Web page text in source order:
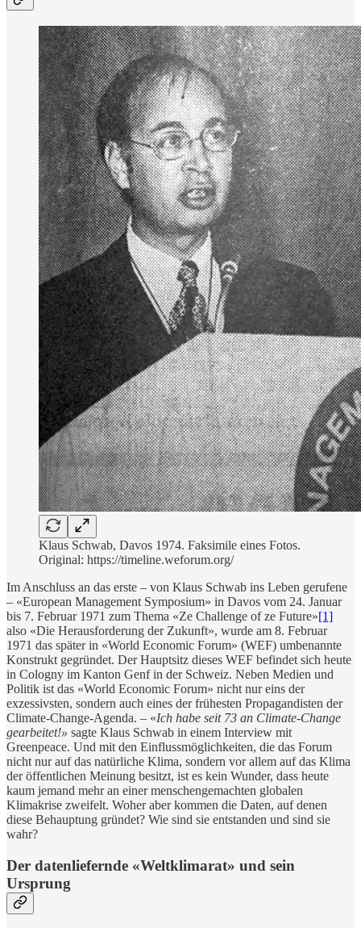
Klaus Schwab, Davos 1974. Faksimile eines Fotos.
Original: https://timeline.weforum.org/
Im Anschluss an das erste – von Klaus Schwab ins Leben gerufene
– «European Management Symposium» in Davos vom 24. Januar
bis 7. Februar 1971 zum Thema «Ze Challenge of ze Future»[1]
also «Die Herausforderung der Zukunft», wurde am 8. Februar
1971 das später in «World Economic Forum» (WEF) umbenannte
Konstrukt gegründet. Der Hauptsitz dieses WEF befindet sich heute
in Cologny im Kanton Genf in der Schweiz. Neben Medien und
Politik ist das «World Economic Forum» nicht nur eins der
exzessivsten, sondern auch eines der frühesten Propagandisten der
Climate-Change-Agenda. – «Ich habe seit 73 an Climate-Change
gearbeitet!» sagte Klaus Schwab in einem Interview mit
Greenpeace. Und mit den Einflussmöglichkeiten, die das Forum
nicht nur auf das natürliche Klima, sondern vor allem auf das Klima
der öffentlichen Meinung besitzt, ist es kein Wunder, dass heute
kaum jemand mehr an einer menschengemachten globalen
Klimakrise zweifelt. Woher aber kommen die Daten, auf denen
diese Behauptung gründet? Wie sind sie entstanden und sind sie
wahr?
Der datenliefernde «Weltklimarat» und sein
Ursprung